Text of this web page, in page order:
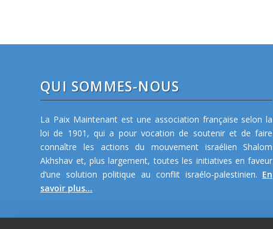
QUI SOMMES-NOUS
La Paix Maintenant est une association française selon la
loi de 1901, qui a pour vocation de soutenir et de faire
connaître les actions du mouvement israélien Shalom
Akhshav et, plus largement, toutes les initiatives en faveur
d’une solution politique au conflit israélo-palestinien. En
savoir plus...